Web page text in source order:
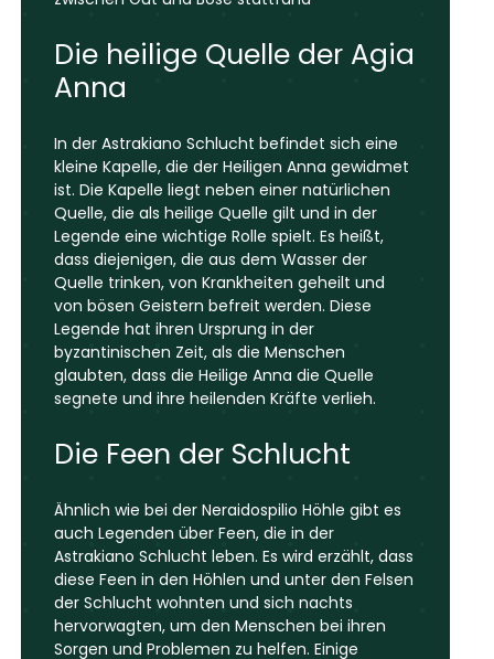
Die heilige Quelle der Agia
Anna
In der Astrakiano Schlucht befindet sich eine
kleine Kapelle, die der Heiligen Anna gewidmet
ist. Die Kapelle liegt neben einer natürlichen
Quelle, die als heilige Quelle gilt und in der
Legende eine wichtige Rolle spielt. Es heißt,
dass diejenigen, die aus dem Wasser der
Quelle trinken, von Krankheiten geheilt und
von bösen Geistern befreit werden. Diese
Legende hat ihren Ursprung in der
byzantinischen Zeit, als die Menschen
glaubten, dass die Heilige Anna die Quelle
segnete und ihre heilenden Kräfte verlieh.
Die Feen der Schlucht
Ähnlich wie bei der Neraidospilio Höhle gibt es
auch Legenden über Feen, die in der
Astrakiano Schlucht leben. Es wird erzählt, dass
diese Feen in den Höhlen und unter den Felsen
der Schlucht wohnten und sich nachts
hervorwagten, um den Menschen bei ihren
Sorgen und Problemen zu helfen. Einige